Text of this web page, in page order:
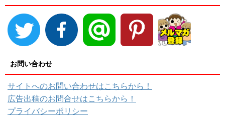
お問い合わせ
サイトへのお問い合わせはこちらから！
広告出稿のお問合せはこちらから！
プライバシーポリシー